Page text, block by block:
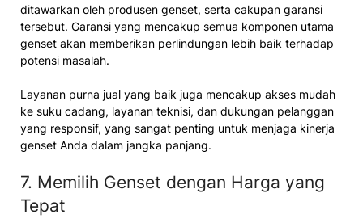
ditawarkan oleh produsen genset, serta cakupan garansi
tersebut. Garansi yang mencakup semua komponen utama
genset akan memberikan perlindungan lebih baik terhadap
potensi masalah.
Layanan purna jual yang baik juga mencakup akses mudah
ke suku cadang, layanan teknisi, dan dukungan pelanggan
yang responsif, yang sangat penting untuk menjaga kinerja
genset Anda dalam jangka panjang.
7. Memilih Genset dengan Harga yang
Tepat